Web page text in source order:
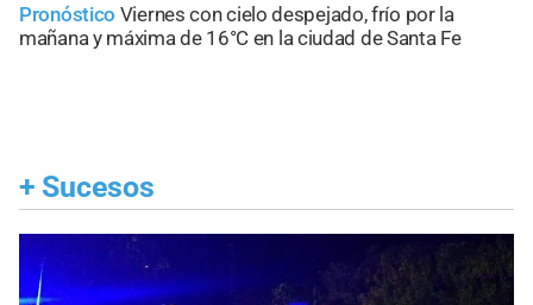
Pronóstico Viernes con cielo despejado, frío por la
mañana y máxima de 16°C en la ciudad de Santa Fe
+ Sucesos